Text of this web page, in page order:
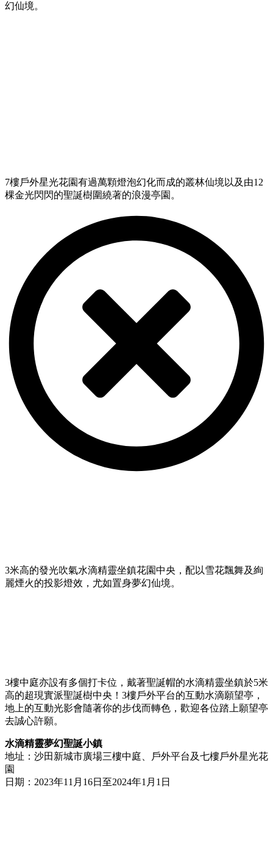
幻仙境。
7樓戶外星光花園有過萬顆燈泡幻化而成的叢林仙境以及由12
棵金光閃閃的聖誕樹圍繞著的浪漫亭園。
3米高的發光吹氣水滴精靈坐鎮花園中央，配以雪花飄舞及絢
麗煙火的投影燈效，尤如置身夢幻仙境。
3樓中庭亦設有多個打卡位，戴著聖誕帽的水滴精靈坐鎮於5米
高的超現實派聖誕樹中央！3樓戶外平台的互動水滴願望亭，
地上的互動光影會隨著你的步伐而轉色，歡迎各位踏上願望亭
去誠心許願。
水滴精靈夢幻聖誕小鎮
地址：沙田新城市廣場三樓中庭、戶外平台及七樓戶外星光花
園
日期：2023年11月16日至2024年1月1日